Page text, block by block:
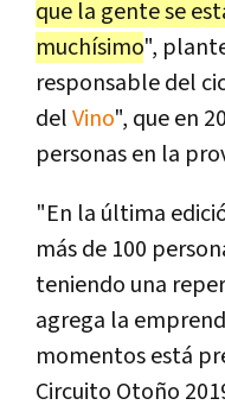
que la gente se
muchísimo",
responsable del
delVino", que en
personas en la
"En la última
más de 100
teniendo una
agrega la
momentos está
Circuito Otoño